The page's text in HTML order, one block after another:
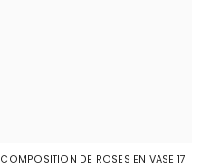
COMPOSITION DE ROSES EN VASE 17